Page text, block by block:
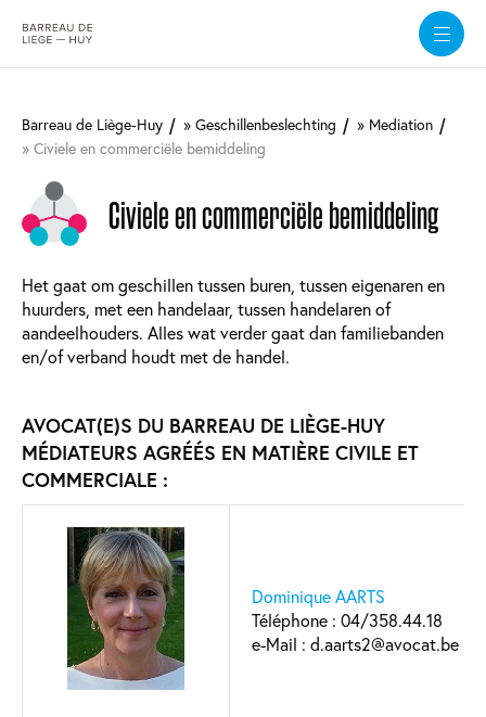
naar
gaan
Barreau de Liège-Huy Geschillenbeslechting
Mediation
Civiele en commerciële bemiddeling
Civiele en commerciële bemiddeling
Het gaat om geschillen tussen buren, tussen eigenaren en
huurders, met een handelaar, tussen handelaren of
aandeelhouders. Alles wat verder gaat dan familiebanden
en/of verband houdt met de handel.
AVOCAT(E)S DU BARREAU DE LIÈGE-HUY
MÉDIATEURS AGRÉÉS EN MATIÈRE CIVILE ET
COMMERCIALE :
Dominique AARTS
Téléphone : 04/358.44.18
e-Mail : d.aarts2@avocat.be